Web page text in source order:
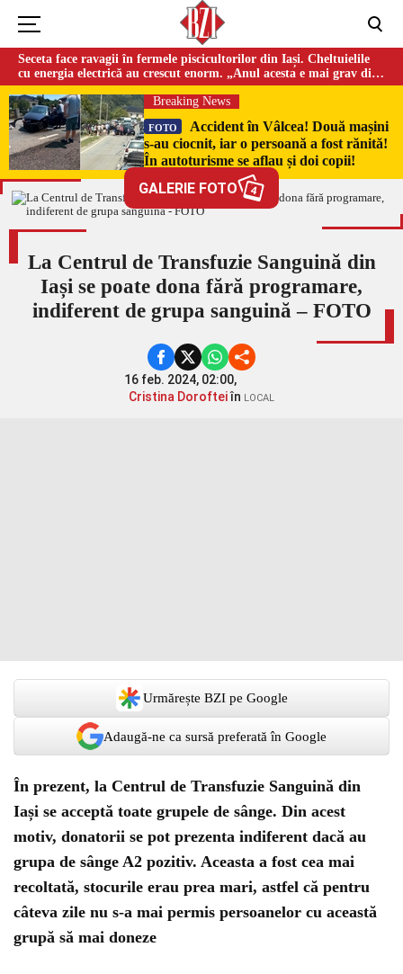
Seceta face ravagii în fermele piscicultorilor din Iași. Cheltuielile
cu energia electrică au crescut enorm. „Anul acesta e mai grav din
cauza temperaturilor foarte mari”
Breaking News
FOTO
Accident în Vâlcea! Două mașini
s-au ciocnit, iar o persoană a fost rănită!
În autoturisme se aflau și doi copii!
GALERIE FOTO 4
La Centrul de Transfuzie Sanguină din
Iași se poate dona fără programare,
indiferent de grupa sanguină – FOTO
16 feb. 2024, 02:00,
Cristina Dorofteiîn LOCAL
Urmărește BZI pe Google
Adaugă-ne ca sursă preferată în Google
În prezent, la Centrul de Transfuzie Sanguină din
Iași se acceptă toate grupele de sânge. Din acest
motiv, donatorii se pot prezenta indiferent dacă au
grupa de sânge A2 pozitiv. Aceasta a fost cea mai
recoltată, stocurile erau prea mari, astfel că pentru
câteva zile nu s-a mai permis persoanelor cu această
grupă să mai doneze